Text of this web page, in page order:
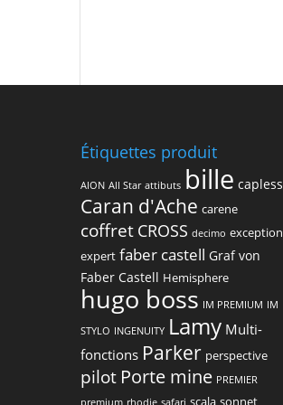
Étiquettes produit
AION All Star attibuts bille capless
Caran d'Ache carene
coffret CROSS decimo exception
expert faber castell Graf von
Faber Castell Hemisphere
hugo boss IM PREMIUM IM
STYLO INGENUITY Lamy Multi-
fonctions Parker perspective
pilot Porte mine PREMIER
premium rhodie safari scala sonnet